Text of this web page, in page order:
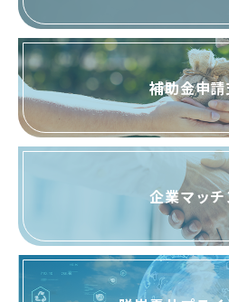
補助金申
企業マッ